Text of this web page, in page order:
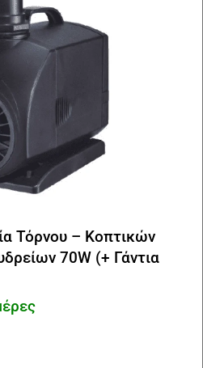
Τόρνου – Κοπτικών
70W (+ Γάντια